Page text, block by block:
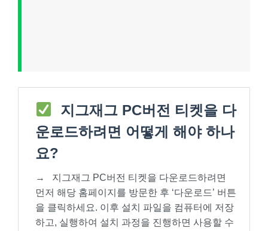
지그재그 PC버전 티켓을 다
운로드하려면 어떻게 해야 하나
요?
→
지그재그 PC버전 티켓을 다운로드하려면
먼저 해당 홈페이지를 방문한 후 ‘다운로드’ 버튼
을 클릭하세요. 이후 설치 파일을 컴퓨터에 저장
하고, 실행하여 설치 과정을 진행하면 사용할 수